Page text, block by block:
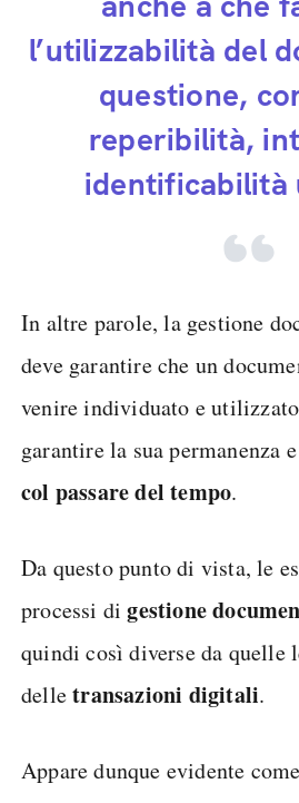
l’utilizzabilità del
questione,
reperibilità,
identificabilità
In altre parole, la gestione
deve garantire che un
venire individuato e
garantire la sua permanenza
col passare del tempo.
Da questo punto di vista, le
processi digestione
quindi così diverse da quelle
delletransazioni digitali.
Appare dunque evidente